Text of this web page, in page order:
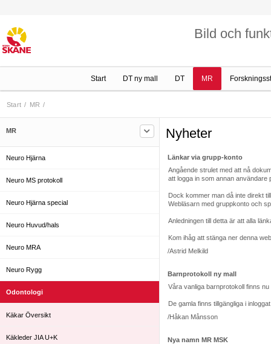
Bild och
Start DT ny mall DT MR
Start / MR /
MR
Neuro Hjärna
Neuro MS protokoll
Neuro Hjärna special
Neuro Huvud/hals
Neuro MRA
Neuro Rygg
Odontologi
Käkar Översikt
Käkleder JIA U+K
Nyheter
Länkar via grupp-konto
Angående strulet med att nå
att logga in som annan
Dock kommer man då inte direkt
Webläsarn med gruppkonto och
Anledningen till detta är att alla
Kom ihåg att stänga ner denna
/Astrid Melkild
Barnprotokoll ny mall
Våra vanliga barnprotokoll finns
De gamla finns tillgängliga i
/Håkan Månsson
Nya namn MR MSK